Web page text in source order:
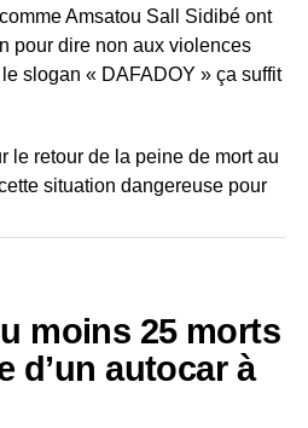
Amsatou Sall Sidibé ont
pour dire non aux violences
slogan « DAFADOY » ça suffit
le retour de la peine de mort au
situation dangereuse pour
des juristes du Sénégal)
de la part de l’Etat.
:
moins 25 morts
d’un autocar à